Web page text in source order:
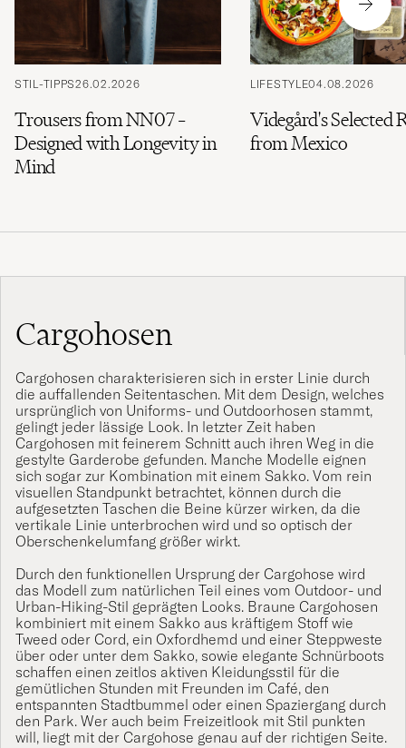
STIL-TIPPS26.02.2026
Trousers from NN07 –
Designed with Longevity in
Mind
LIFESTYLE04.08.2026
Videgård's Selected
from Mexico
Cargohosen
Cargohosen charakterisieren sich in erster Linie durch
die auffallenden Seitentaschen. Mit dem Design, welches
ursprünglich von Uniforms- und Outdoorhosen stammt,
gelingt jeder lässige Look. In letzter Zeit haben
Cargohosen mit feinerem Schnitt auch ihren Weg in die
gestylte Garderobe gefunden. Manche Modelle eignen
sich sogar zur Kombination mit einem Sakko. Vom rein
visuellen Standpunkt betrachtet, können durch die
aufgesetzten Taschen die Beine kürzer wirken, da die
vertikale Linie unterbrochen wird und so optisch der
Oberschenkelumfang größer wirkt.
Durch den funktionellen Ursprung der Cargohose wird
das Modell zum natürlichen Teil eines vom Outdoor- und
Urban-Hiking-Stil geprägten Looks. Braune Cargohosen
kombiniert mit einem Sakko aus kräftigem Stoff wie
Tweed oder Cord, ein Oxfordhemd und einer Steppweste
über oder unter dem Sakko, sowie elegante Schnürboots
schaffen einen zeitlos aktiven Kleidungsstil für die
gemütlichen Stunden mit Freunden im Café, den
entspannten Stadtbummel oder einen Spaziergang durch
den Park. Wer auch beim Freizeitlook mit Stil punkten
will, liegt mit der Cargohose genau auf der richtigen Seite.